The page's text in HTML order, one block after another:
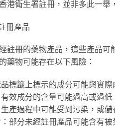
港衛生署註冊，並非多此一
冊產品
註冊的藥物產品，這些產品
藥物可能存在以下風險：
標籤上標示的成分可能與實際
效成分的含量可能過高或過
產過程中可能受到污染，或
部分未經註冊產品可能含有